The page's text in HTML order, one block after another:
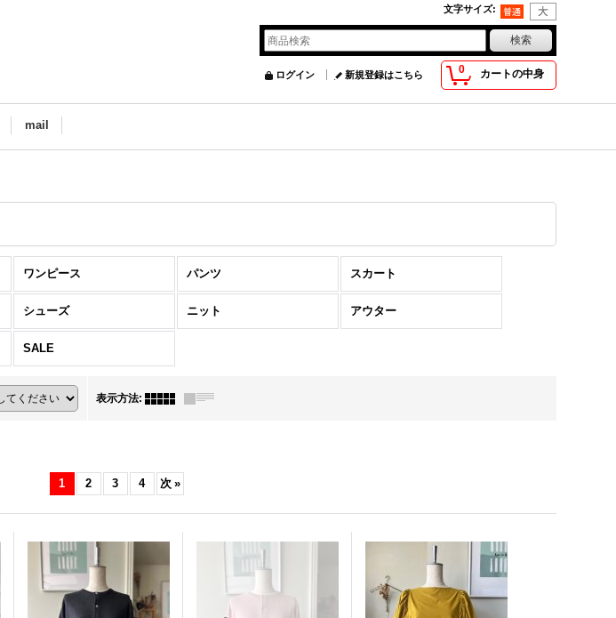
文字サイズ:
0 カートの中身
ログイン 新規登録はこちら
mail
ワンピース パンツ スカート
シューズ ニット アウター
SALE
表示方法:
1 2 3 4 次 »